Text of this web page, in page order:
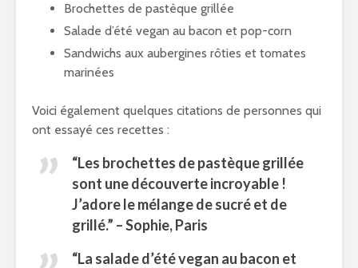
Brochettes de pastèque grillée
Salade d’été vegan au bacon et pop-corn
Sandwichs aux aubergines rôties et tomates
marinées
Voici également quelques citations de personnes qui
ont essayé ces recettes :
“Les brochettes de pastèque grillée
sont une découverte incroyable !
J’adore le mélange de sucré et de
grillé.” – Sophie, Paris
“La salade d’été vegan au bacon et